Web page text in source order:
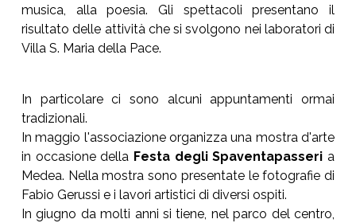
musica, alla poesia. Gli spettacoli presentano il
risultato delle attività che si svolgono nei laboratori di
Villa S. Maria della Pace.
In particolare ci sono alcuni appuntamenti ormai
tradizionali.
In maggio l'associazione organizza una mostra d'arte
in occasione della Festa degli Spaventapasseri a
Medea. Nella mostra sono presentate le fotografie di
Fabio Gerussi e i lavori artistici di diversi ospiti.
In giugno da molti anni si tiene, nel parco del centro,